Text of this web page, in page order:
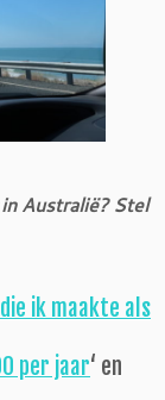
Australië? Stel
ik maakte als
per jaar‘ en